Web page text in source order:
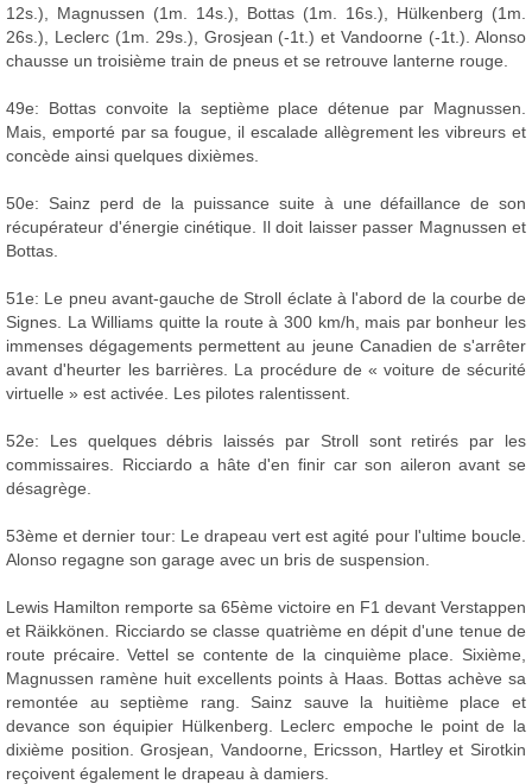
12s.), Magnussen (1m. 14s.), Bottas (1m. 16s.), Hülkenberg (1m.
26s.), Leclerc (1m. 29s.), Grosjean (-1t.) et Vandoorne (-1t.). Alonso
chausse un troisième train de pneus et se retrouve lanterne rouge.
49e: Bottas convoite la septième place détenue par Magnussen.
Mais, emporté par sa fougue, il escalade allègrement les vibreurs et
concède ainsi quelques dixièmes.
50e: Sainz perd de la puissance suite à une défaillance de son
récupérateur d'énergie cinétique. Il doit laisser passer Magnussen et
Bottas.
51e: Le pneu avant-gauche de Stroll éclate à l'abord de la courbe de
Signes. La Williams quitte la route à 300 km/h, mais par bonheur les
immenses dégagements permettent au jeune Canadien de s'arrêter
avant d'heurter les barrières. La procédure de « voiture de sécurité
virtuelle » est activée. Les pilotes ralentissent.
52e: Les quelques débris laissés par Stroll sont retirés par les
commissaires. Ricciardo a hâte d'en finir car son aileron avant se
désagrège.
53ème et dernier tour: Le drapeau vert est agité pour l'ultime boucle.
Alonso regagne son garage avec un bris de suspension.
Lewis Hamilton remporte sa 65ème victoire en F1 devant Verstappen
et Räikkönen. Ricciardo se classe quatrième en dépit d'une tenue de
route précaire. Vettel se contente de la cinquième place. Sixième,
Magnussen ramène huit excellents points à Haas. Bottas achève sa
remontée au septième rang. Sainz sauve la huitième place et
devance son équipier Hülkenberg. Leclerc empoche le point de la
dixième position. Grosjean, Vandoorne, Ericsson, Hartley et Sirotkin
reçoivent également le drapeau à damiers.